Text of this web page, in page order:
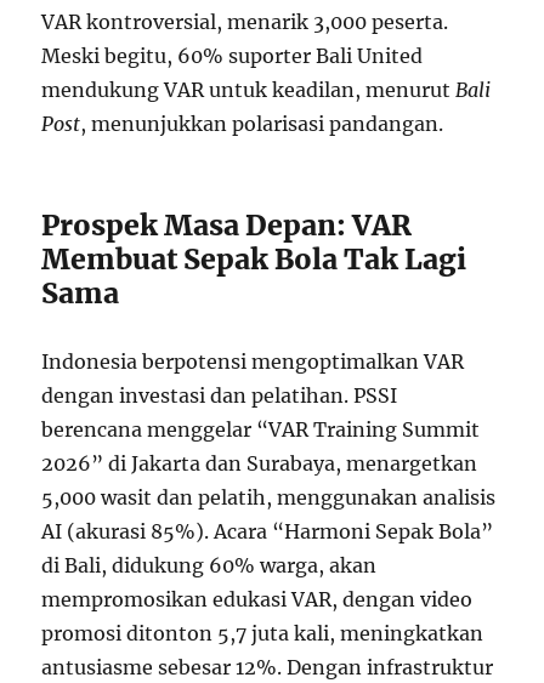
VAR kontroversial, menarik 3,000 peserta.
Meski begitu, 60% suporter Bali United
mendukung VAR untuk keadilan, menurutBali
Post, menunjukkan polarisasi pandangan.
Prospek Masa Depan: VAR
Membuat Sepak Bola Tak Lagi
Sama
Indonesia berpotensi mengoptimalkan VAR
dengan investasi dan pelatihan. PSSI
berencana menggelar “VAR Training Summit
2026” di Jakarta dan Surabaya, menargetkan
5,000 wasit dan pelatih, menggunakan analisis
AI (akurasi 85%). Acara “Harmoni Sepak Bola”
di Bali, didukung 60% warga, akan
mempromosikan edukasi VAR, dengan video
promosi ditonton 5,7 juta kali, meningkatkan
antusiasme sebesar 12%. Dengan infrastruktur